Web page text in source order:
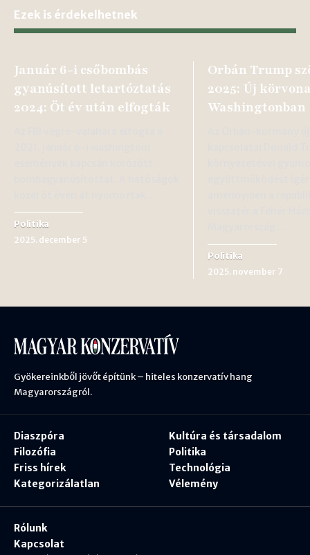
Ezek is érdekelhetnek
Január 6-i csőbombás
gyanúsított letartóztatás
2024: Öt év után elfogták
Politika
2025. december 5
Orbán Trump
2025: Új
Washingtonban
Politika
2025. november 7
Gyökereinkből jövőt építünk – hiteles konzervatív hang
Magyarországról.
Diaszpóra
Filozófia
Friss hírek
Kategorizálatlan
Kultúra és társadalom
Politika
Technológia
Vélemény
Rólunk
Kapcsolat